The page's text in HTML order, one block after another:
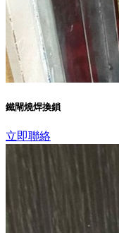
鐵閘燒焊換鎖
立即聯絡